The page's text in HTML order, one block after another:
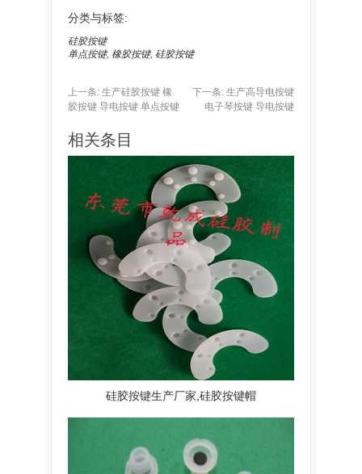
分类与标签:
硅胶按键
单点按键, 橡胶按键, 硅胶按键
上一条: 生产硅胶按键 橡
胶按键 导电按键 单点按键
下一条: 生产高导电按键
电子琴按键 导电按键
相关条目
硅胶按键生产厂家,硅胶按键帽